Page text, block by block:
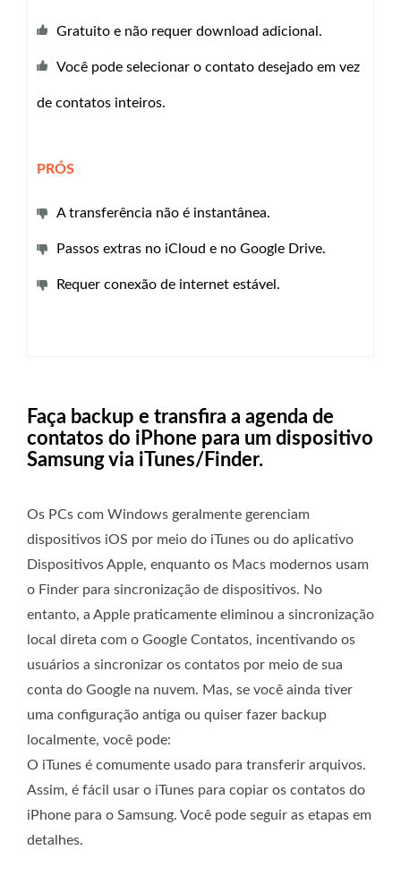
Gratuito e não requer download adicional.
Você pode selecionar o contato desejado em vez
de contatos inteiros.
PRÓS
A transferência não é instantânea.
Passos extras no iCloud e no Google Drive.
Requer conexão de internet estável.
Faça backup e transfira a agenda de
contatos do iPhone para um dispositivo
Samsung via iTunes/Finder.
Os PCs com Windows geralmente gerenciam
dispositivos iOS por meio do iTunes ou do aplicativo
Dispositivos Apple, enquanto os Macs modernos usam
o Finder para sincronização de dispositivos. No
entanto, a Apple praticamente eliminou a sincronização
local direta com o Google Contatos, incentivando os
usuários a sincronizar os contatos por meio de sua
conta do Google na nuvem. Mas, se você ainda tiver
uma configuração antiga ou quiser fazer backup
localmente, você pode:
O iTunes é comumente usado para transferir arquivos.
Assim, é fácil usar o iTunes para copiar os contatos do
iPhone para o Samsung. Você pode seguir as etapas em
detalhes.